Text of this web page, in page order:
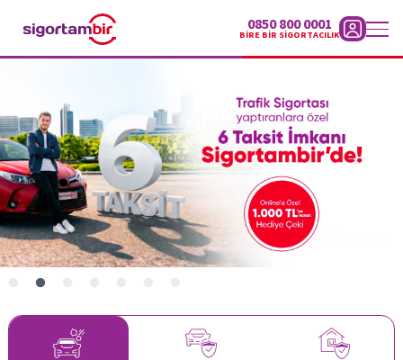
0850 800 0001
BİRE BİR SİGORTACILIK
Hızlı
Al
Blog